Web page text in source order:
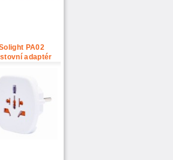
PA02
adaptér